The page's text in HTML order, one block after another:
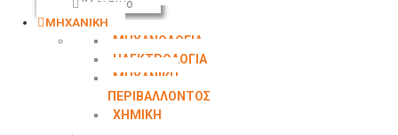
Κλείσιμο
ΜΗΧΑΝΙΚΗ
ΜΗΧΑΝΟΛΟΓΙΑ
ΗΛΕΚΤΡΟΛΟΓΙΑ
ΜΗΧΑΝΙΚΗ
ΠΕΡΙΒΑΛΛΟΝΤΟΣ
ΧΗΜΙΚΗ